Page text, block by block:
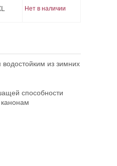
Нет в наличии
из зимних
способности